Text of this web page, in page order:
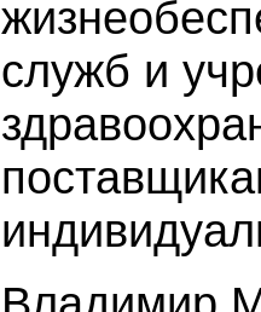
служб и